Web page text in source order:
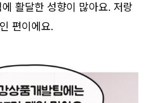
활달한 성향이 많아요. 저랑
편이에요.